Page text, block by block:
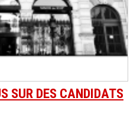
SUR DES CANDIDATS